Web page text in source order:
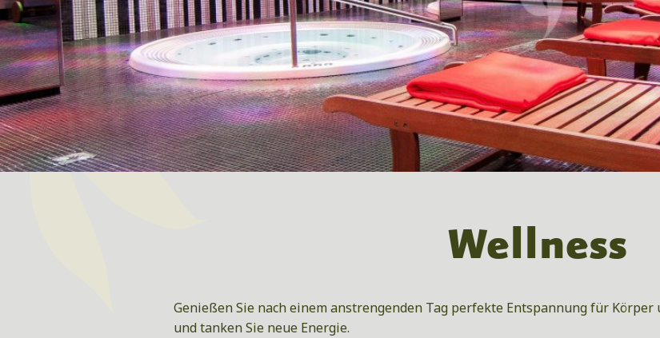
Wellness
Genießen Sie nach einem anstrengenden Tag perfekte Entspannung für
und tanken Sie neue Energie.